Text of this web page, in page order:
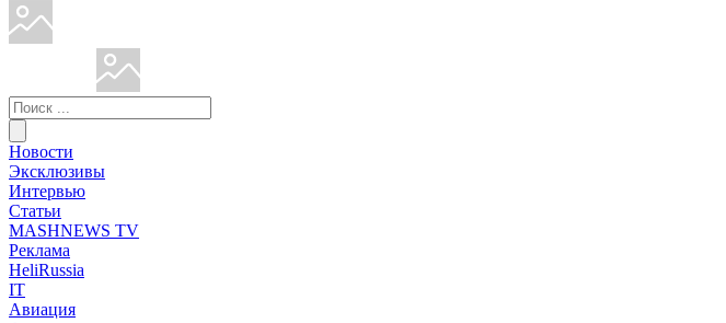
Новости
Эксклюзивы
Интервью
Статьи
MASHNEWS TV
Реклама
HeliRussia
IT
Авиация